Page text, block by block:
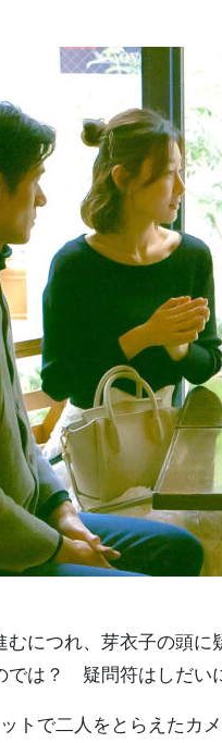
むにつれ、芽衣子の頭
では？ 疑問符はしだい
トで二人をとらえたカ